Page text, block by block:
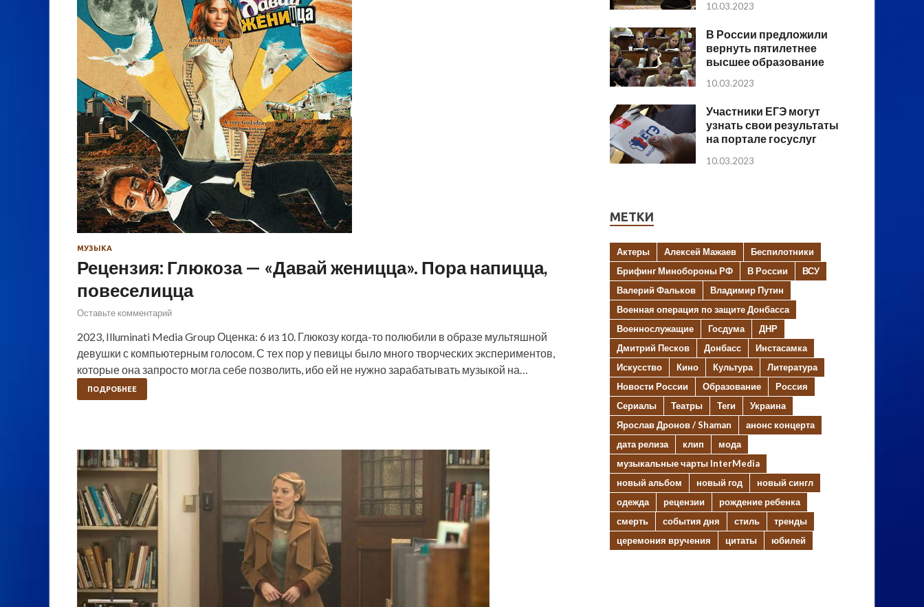
МУЗЫКА
Рецензия: Глюкоза — «Давай женицца». Пора напицца,
повеселицца
Оставьте комментарий
2023, Illuminati Media Group Оценка: 6 из 10. Глюкозу когда-то полюбили в образе мультяшной
девушки с компьютерным голосом. С тех пор у певицы было много творческих экспериментов,
которые она запросто могла себе позволить, ибо ей не нужно зарабатывать музыкой на…
ПОДРОБНЕЕ
10.03.2023
В России предложили
вернуть пятилетнее
высшее образование
10.03.2023
Участники ЕГЭ могут
узнать свои результаты
на портале госуслуг
10.03.2023
МЕТКИ
Актеры Алексей Мажаев
Беспилотники
Брифинг Минобороны РФ
В России
ВСУ
Валерий Фальков
Владимир Путин
Военная операция по защите Донбасса
Военнослужащие
Госдума
ДНР
Дмитрий Песков
Донбасс
Инстасамка
Искусство
Кино Культура
Литература
Новости России
Образование
Россия
Сериалы
Театры Теги
Украина
Ярослав Дронов / Shaman
анонс концерта
дата релиза
клип
мода
музыкальные чарты InterMedia
новый альбом
новый год
новый сингл
одежда
рецензии
рождение ребенка
смерть
события дня стиль
тренды
церемония вручения
цитаты юбилей